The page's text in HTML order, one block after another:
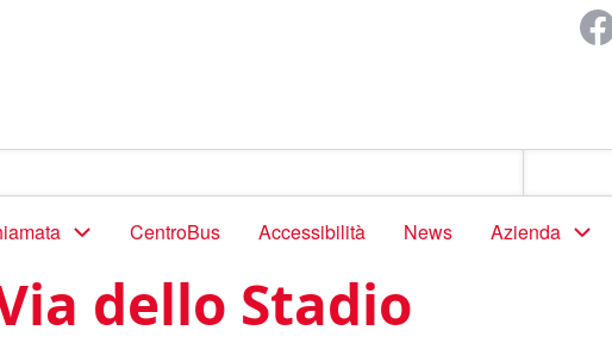
CentroBus Accessibilità News Azienda
dello Stadio